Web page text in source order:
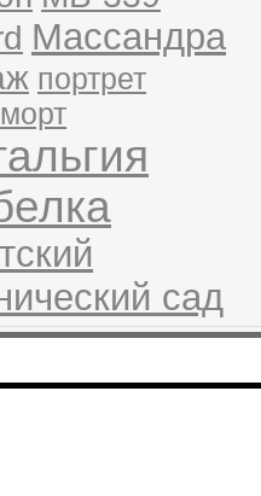
Массандра
портрет
сад